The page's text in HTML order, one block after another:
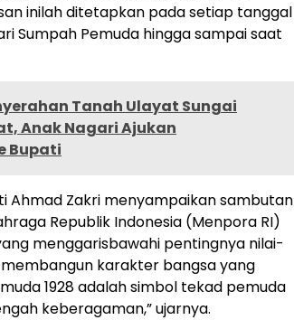
inilah ditetapkan pada setiap tanggal
Sumpah Pemuda hingga sampai saat
Tanah Ulayat Sungai
Anak Nagari Ajukan
Bupati
Ahmad Zakri menyampaikan sambutan
Republik Indonesia (Menpora RI)
menggarisbawahi pentingnya nilai-
karakter bangsa yang
1928 adalah simbol tekad pemuda
keberagaman,” ujarnya.